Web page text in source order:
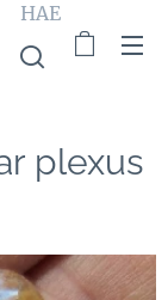
HAE
plexus